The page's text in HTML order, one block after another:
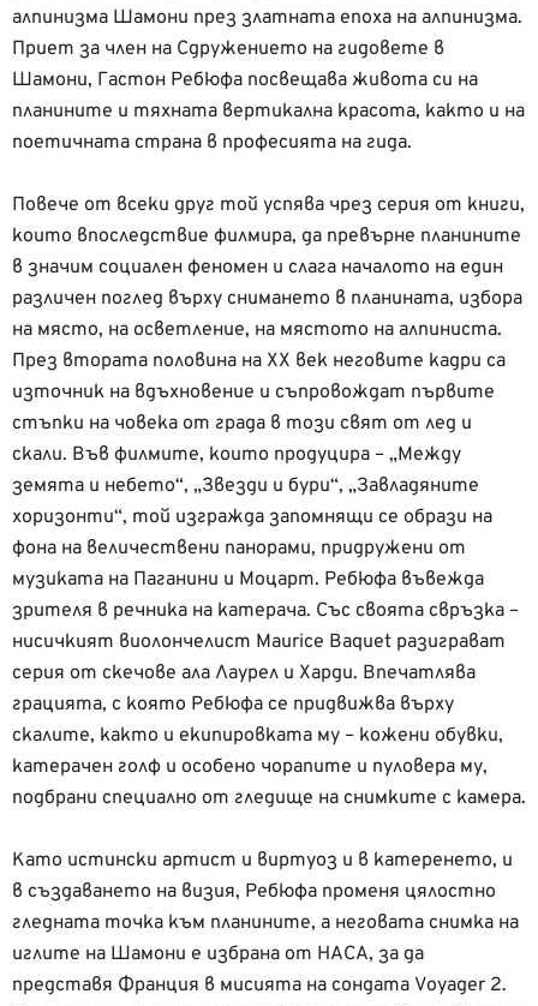
алпинизма Шамони през златната епоха на алпинизма.
Приет за член на Сдружението на гидовете в
Шамони, Гастон Ребюфа посвещава живота си на
планините и тяхната вертикална красота, както и на
поетичната страна в професията на гида.
Повече от всеки друг той успява чрез серия от книги,
които впоследствие филмира, да превърне планините
в значим социален феномен и слага началото на един
различен поглед върху снимането в планината, избора
на място, на осветление, на мястото на алпиниста.
През втората половина на ХХ век неговите кадри са
източник на вдъхновение и съпровождат първите
стъпки на човека от града в този свят от лед и
скали. Във филмите, които продуцира – „Между
земята и небето“, „Звезди и бури“, „Завладяните
хоризонти“, той изгражда запомнящи се образи на
фона на величествени панорами, придружени от
музиката на Паганини и Моцарт. Ребюфа въвежда
зрителя в речника на катерача. Със своята свръзка –
нисичкият виолончелист Maurice Baquet разиграват
серия от скечове aла Лаурел и Харди. Впечатлява
грацията, с която Ребюфа се придвижва върху
скалите, както и екипировката му – кожени обувки,
катерачен голф и особено чорапите и пуловера му,
подбрани специално от гледище на снимките с камера.
Като истински артист и виртуоз и в катеренето, и
в създаването на визия, Ребюфа променя цялостно
гледната точка към планините, а неговата снимка на
иглите на Шамони е избрана от НАСА, за да
представя Франция в мисията на сондата Voyager 2.